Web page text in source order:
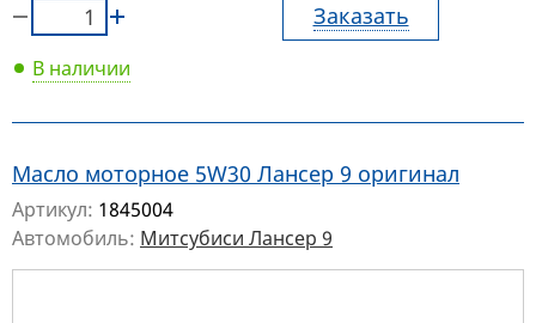
Заказать
В наличии
Масло моторное 5W30 Лансер 9 оригинал
Артикул: 1845004
Автомобиль: Митсубиси Лансер 9